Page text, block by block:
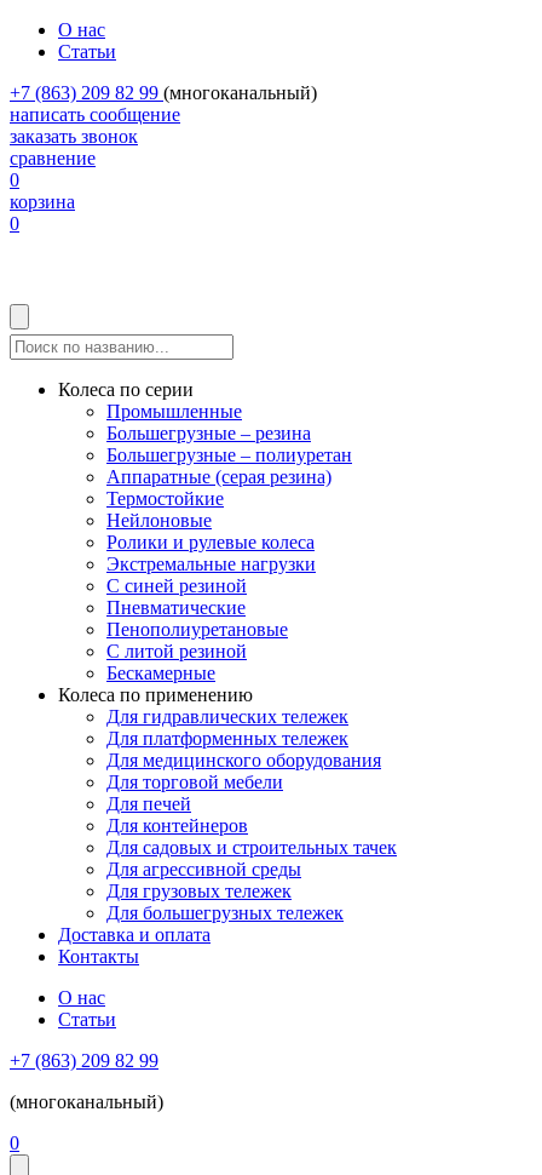
О нас
Статьи
+7 (863) 209 82 99 (многоканальный)
написать сообщение
заказать звонок
сравнение
0
корзина
0
Колеса по серии
Промышленные
Большегрузные – резина
Большегрузные – полиуретан
Аппаратные (серая резина)
Термостойкие
Нейлоновые
Ролики и рулевые колеса
Экстремальные нагрузки
С синей резиной
Пневматические
Пенополиуретановые
С литой резиной
Бескамерные
Колеса по применению
Для гидравлических тележек
Для платформенных тележек
Для медицинского оборудования
Для торговой мебели
Для печей
Для контейнеров
Для садовых и строительных тачек
Для агрессивной среды
Для грузовых тележек
Для большегрузных тележек
Доставка и оплата
Контакты
О нас
Статьи
+7 (863) 209 82 99
(многоканальный)
0